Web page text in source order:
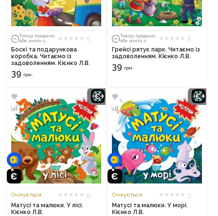
Товар продано
або знято з
0
Боскі та подарункова
коробка. Читаємо із
задоволенням. Кієнко Л.В.
39 грн.
Товар продано
або знято з
0
Грейсі рятує парк. Читаємо із
задоволенням. Кієнко Л.В.
39 грн.
Очікується
0
Матусі та малюки. У лісі.
Кієнко Л.В.
Очікується
0
Матусі та малюки. У морі.
Кієнко Л.В.